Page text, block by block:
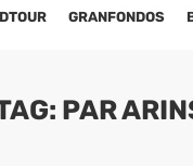
GRANFONDOS
PAR